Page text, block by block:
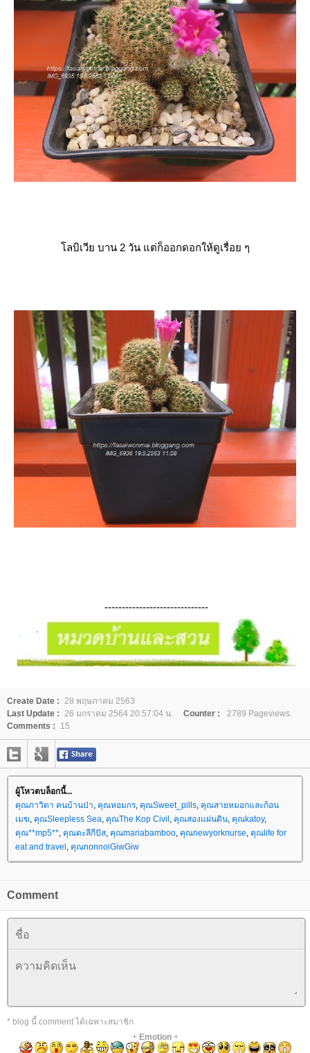
ลบิเวีย บาน 2 วัน แต่ก็ออกดอกให้ดูเรื่อย ๆ
------------------------------
Create Date : 28 พฤษภาคม 2563
Last Update : 26 มกราคม 2564 20:57:04 น. Counter :
2789 Pageviews.
Comments :
15
ผู้โหวตบล็อกนี้...
คุณภาวิดา คนบ้านป่า, คุณหอมกร, คุณSweet_pills, คุณสายหมอกและก้อน
เมฆ, คุณSleepless Sea, คุณThe Kop Civil, คุณสองแผ่นดิน, คุณkatoy,
คุณ**mp5**, คุณตะลีกีปัส, คุณmariabamboo, คุณnewyorknurse, คุณlife for
eat and travel, คุณnonnoiGiwGiw
Comment
* blog นี้ comment ได้เฉพาะสมาชิก
+ Emotion+